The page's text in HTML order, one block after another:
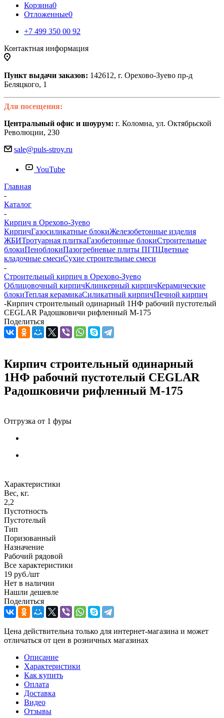
Корзина0
Отложенные0
+7 499 350 00 92
Контактная информация
Пункт выдачи заказов: 142612, г. Орехово-Зуево пр-д
Беляцкого, 1
Для посещения:
Центральный офис и шоурум: г. Коломна, ул. Октябрьской
Революции, 230
sale@puls-stroy.ru
YouTube
Главная
-
Каталог
-
Кирпич в Орехово-Зуево
КирпичГазосиликатные блокиЖелезобетонные изделия
ЖБИТротуарная плиткаГазобетонные блокиСтроительные
блокиПеноблокиПазогребневые плиты ПГПЦветные
кладочные смесиСухие строительные смеси
-
Строительный кирпич в Орехово-Зуево
Облицовочный кирпичКлинкерный кирпичКерамические
блокиТеплая керамикаСиликатный кирпичПечной кирпич
-Кирпич строительный одинарный 1НФ рабочий пустотелый
CEGLAR Радошковичи рифленный М-175
Поделиться
Кирпич строительный одинарный
1НФ рабочий пустотелый CEGLAR
Радошковичи рифленный М-175
Характеристики
Вес, кг.
2,2
Пустотность
Пустотелый
Тип
Поризованный
Назначение
Рабочий рядовой
Все характеристики
19 руб./шт
Нет в наличии
Нашли дешевле
Поделиться
Цена действительна только для интернет-магазина и может
отличаться от цен в розничных магазинах
Описание
Характеристики
Как купить
Оплата
Доставка
Видео
Отзывы